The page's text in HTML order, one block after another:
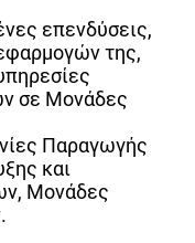
επενδύσεις,
της,
σε Μονάδες
Παραγωγής
και
Μονάδες